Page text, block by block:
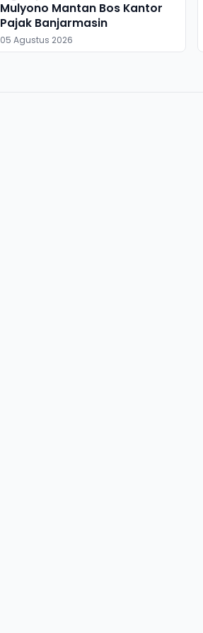
Mulyono Mantan Bos Kantor
Pajak Banjarmasin
05 Agustus 2026